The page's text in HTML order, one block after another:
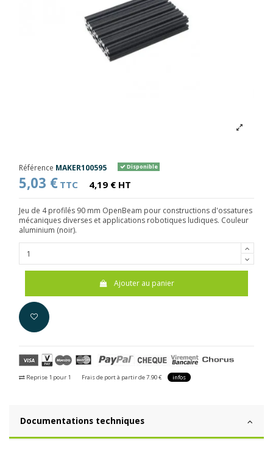
Référence MAKER100595 Disponible
5,03 € TTC 4,19 € HT
Jeu de 4 profilés 90 mm OpenBeam pour constructions d'ossatures
mécaniques diverses et applications robotiques ludiques. Couleur
aluminium (noir).
Ajouter au panier
Reprise 1 pour 1 Frais de port à partir de 7.90 € infos
Documentations techniques